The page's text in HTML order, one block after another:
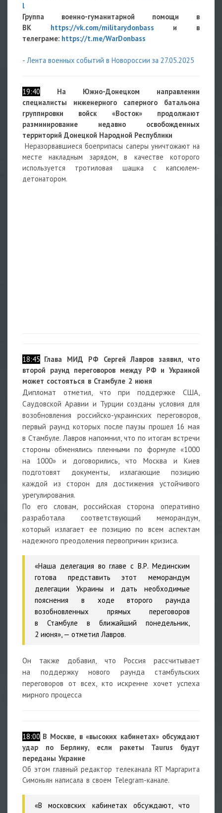
l
Группа военно-гуманитарной помощи в
ВК https://vk.com/militarydonbass и в
телеграме: https://t.me/WarDonbass
- Лента военных событий в Новороссии за 27.05.2025
19:40
На Южно-Донецком направлении
специалисты инженерного саперного батальона
группировки войск «Восток» продолжают
разминирование недавно освобожденных
территорий Донецкой Народной Республики
Неразорвавшиеся боеприпасы саперы уничтожают на
месте накладным зарядом, в качестве которого
используется тротиловая шашка с капсюлем-
детонатором.
18:45 Глава МИД РФ Сергей Лавров заявил, что
второй раунд переговоров между РФ и Украиной
может состояться в Стамбуле 2 июня
Дипломат отметил, что при поддержке США,
Саудовской Аравии и Турции созданы условия для
возобновления российско-украинских переговоров,
первый раунд которых после паузы прошел 16 мая
в Стамбуле. Лавров напомнил, что по итогам встречи
стороны обменялись пленными по формуле «1000
на 1000» и договорились, что Москва и Киев
подготовят документы, излагающие позицию
каждой из сторон для достижения устойчивого
урегулирования.
По его словам, российская сторона оперативно
разработала соответствующий меморандум,
который излагает ее позицию по всем аспектам
надежного преодоления первопричин кризиса.
«Наша делегация во главе с В.Р. Мединским
готова представить этот меморандум
делегации Украины и дать необходимые
пояснения в ходе второго раунда
возобновленных прямых переговоров
в Стамбуле в ближайший понедельник,
2 июня», — отметил Лавров.
Он также добавил, что Россия рассчитывает
на поддержку нового раунда стамбульских
переговоров от всех, кто искренне хочет успеха
мирного процесса
18:00 В Москве, в «высоких кабинетах» обсуждают
удар по Берлину, если ракеты Taurus будут
переданы Украине
Об этом главный редактор телеканала RT Маргарита
Симоньян написала в своем Telegram-канале.
«В московских кабинетах обсуждают, что